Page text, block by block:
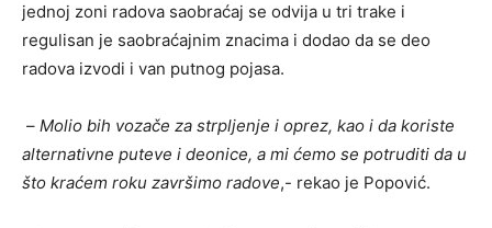
jednoj zoni radova saobraćaj se odvija u tri trake i
regulisan je saobraćajnim znacima i dodao da se deo
radova izvodi i van putnog pojasa.
– Molio bih vozače za strpljenje i oprez, kao i da koriste
alternativne puteve i deonice, a mi ćemo se potruditi da u
što kraćem roku završimo radove,- rekao je Popović.